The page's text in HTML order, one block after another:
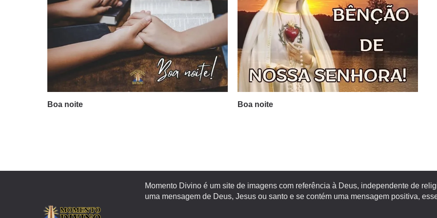
Boa noite Boa noite
Momento Divino é um site de imagens com referência à Deus, independente de
uma mensagem de Deus, Jesus ou santo e se contém uma mensagem positiva,